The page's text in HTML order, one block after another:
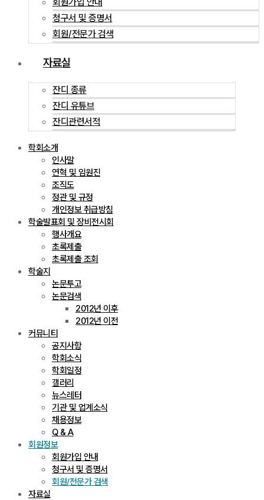
청구서 및 증명서
회원/전문가 검색
자료실
잔디 종류
잔디 유튜브
잔디관련서적
학회소개
인사말
연혁 및 임원진
조직도
정관 및 규정
개인정보 취급방침
학술발표회 및 장비전시회
행사개요
초록제출
초록제출 조회
학술지
논문투고
논문검색
2012년 이후
2012년 이전
커뮤니티
공지사항
학회소식
학회일정
갤러리
뉴스레터
기관 및 업계소식
채용정보
Q & A
회원정보
회원가입 안내
청구서 및 증명서
회원/전문가 검색
자료실